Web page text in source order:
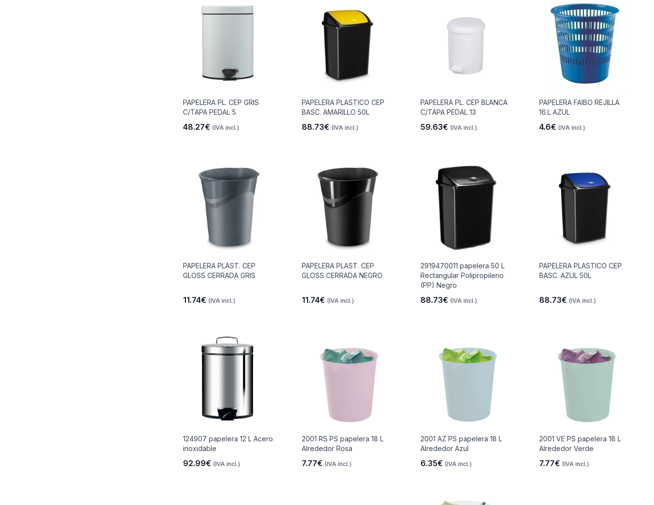
PAPELERA PL. CEP GRIS
C/TAPA PEDAL 5
48.27€ (IVA incl.)
PAPELERA PLASTICO CEP
BASC. AMARILLO 50L
88.73€ (IVA incl.)
PAPELERA PL. CEP BLANCA
C/TAPA PEDAL 13
59.63€ (IVA incl.)
PAPELERA FAIBO REJILLA
16.L AZUL
4.6€ (IVA incl.)
PAPELERA PLAST. CEP
GLOSS CERRADA GRIS
11.74€ (IVA incl.)
PAPELERA PLAST. CEP
GLOSS CERRADA NEGRO
11.74€ (IVA incl.)
2919470011 papelera 50 L
Rectangular Polipropileno
(PP) Negro
88.73€ (IVA incl.)
PAPELERA PLASTICO CEP
BASC. AZUL 50L
88.73€ (IVA incl.)
124907 papelera 12 L Acero
inoxidable
92.99€ (IVA incl.)
2001 RS PS papelera 18 L
Alrededor Rosa
7.77€ (IVA incl.)
2001 AZ PS papelera 18 L
Alrededor Azul
6.35€ (IVA incl.)
2001 VE PS papelera 18 L
Alrededor Verde
7.77€ (IVA incl.)